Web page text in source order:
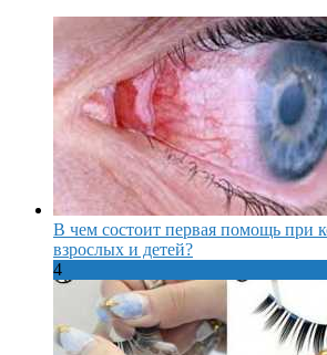
В чем состоит первая помощь при
взрослых и детей?
4